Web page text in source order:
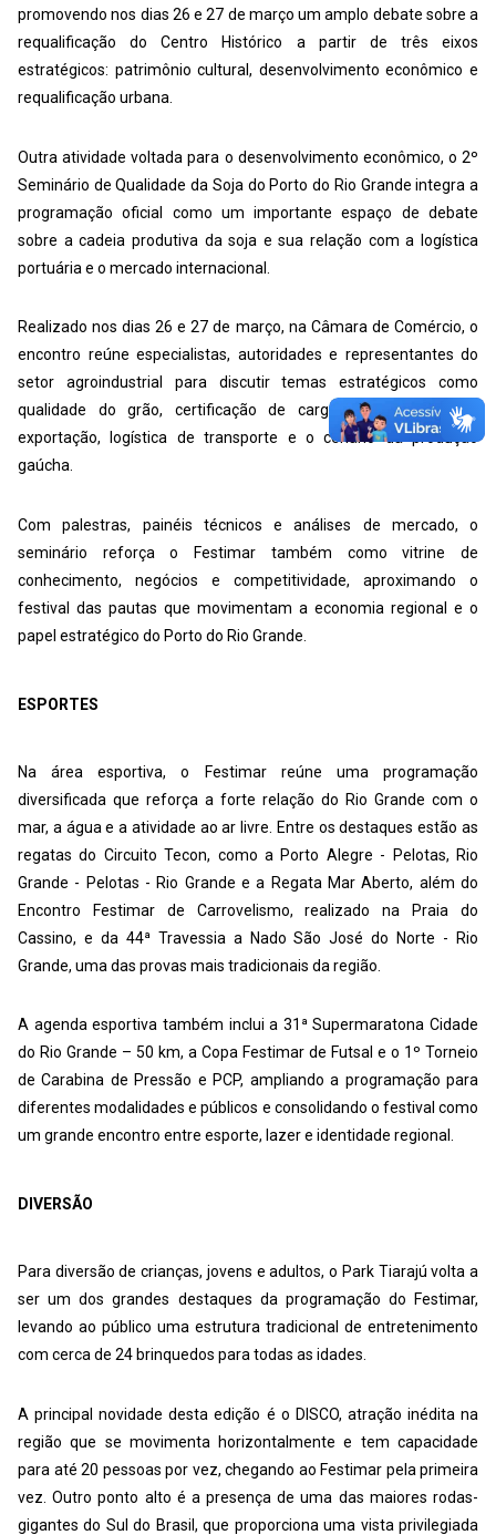
promovendo nos dias 26 e 27 de março um amplo debate sobre a
requalificação do Centro Histórico a partir de três eixos
estratégicos: patrimônio cultural, desenvolvimento econômico e
requalificação urbana.
Outra atividade voltada para o desenvolvimento econômico, o 2º
Seminário de Qualidade da Soja do Porto do Rio Grande integra a
programação oficial como um importante espaço de debate
sobre a cadeia produtiva da soja e sua relação com a logística
portuária e o mercado internacional.
Realizado nos dias 26 e 27 de março, na Câmara de Comércio, o
encontro reúne especialistas, autoridades e representantes do
setor agroindustrial para discutir temas estratégicos como
qualidade do grão, certificação de cargas, exigências para
exportação, logística de transporte e o cenário da produção
gaúcha.
Com palestras, painéis técnicos e análises de mercado, o
seminário reforça o Festimar também como vitrine de
conhecimento, negócios e competitividade, aproximando o
festival das pautas que movimentam a economia regional e o
papel estratégico do Porto do Rio Grande.
ESPORTES
Na área esportiva, o Festimar reúne uma programação
diversificada que reforça a forte relação do Rio Grande com o
mar, a água e a atividade ao ar livre. Entre os destaques estão as
regatas do Circuito Tecon, como a Porto Alegre - Pelotas, Rio
Grande - Pelotas - Rio Grande e a Regata Mar Aberto, além do
Encontro Festimar de Carrovelismo, realizado na Praia do
Cassino, e da 44ª Travessia a Nado São José do Norte - Rio
Grande, uma das provas mais tradicionais da região.
A agenda esportiva também inclui a 31ª Supermaratona Cidade
do Rio Grande – 50 km, a Copa Festimar de Futsal e o 1º Torneio
de Carabina de Pressão e PCP, ampliando a programação para
diferentes modalidades e públicos e consolidando o festival como
um grande encontro entre esporte, lazer e identidade regional.
DIVERSÃO
Para diversão de crianças, jovens e adultos, o Park Tiarajú volta a
ser um dos grandes destaques da programação do Festimar,
levando ao público uma estrutura tradicional de entretenimento
com cerca de 24 brinquedos para todas as idades.
A principal novidade desta edição é o DISCO, atração inédita na
região que se movimenta horizontalmente e tem capacidade
para até 20 pessoas por vez, chegando ao Festimar pela primeira
vez. Outro ponto alto é a presença de uma das maiores rodas-
gigantes do Sul do Brasil, que proporciona uma vista privilegiada